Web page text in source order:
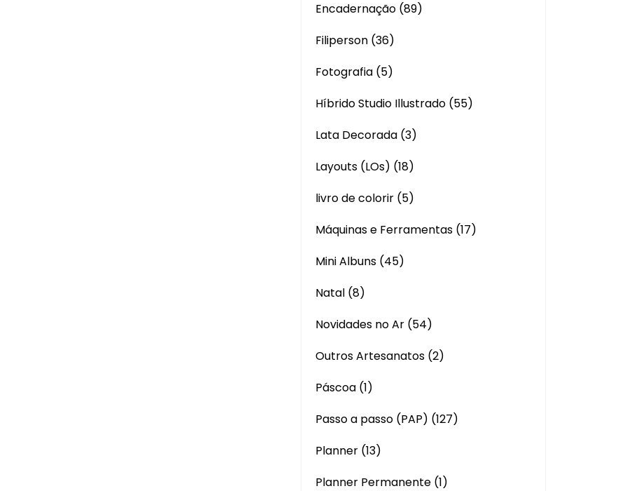
Encadernação (89)
Filiperson (36)
Fotografia (5)
Híbrido Studio Illustrado (55)
Lata Decorada (3)
Layouts (LOs) (18)
livro de colorir (5)
Máquinas e Ferramentas (17)
Mini Albuns (45)
Natal (8)
Novidades no Ar (54)
Outros Artesanatos (2)
Páscoa (1)
Passo a passo (PAP) (127)
Planner (13)
Planner Permanente (1)